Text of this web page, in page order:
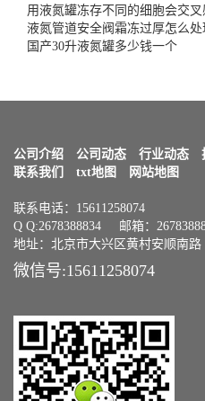
用液氮罐冻存不同的细胞会交叉
液氮管道安全阀霜冻过厚怎么
国产30升液氮罐多少钱一个
公司介绍 公司动态 行业动态
联系我们
txt地图 网站地图
联系电话：15611258074
Q Q:2678388834 邮箱：
地址：北京市大兴区黄村安顺南路
微信号:15611258074